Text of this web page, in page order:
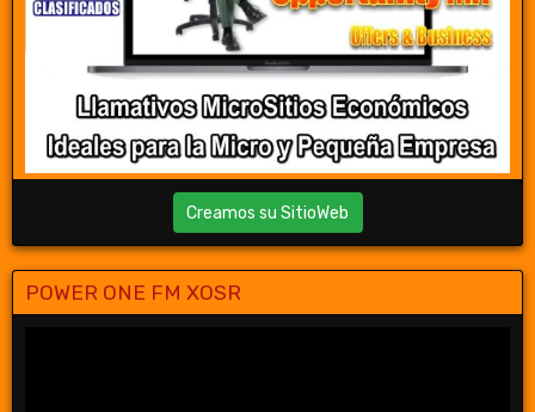
Creamos su SitioWeb
POWER ONE FM XOSR